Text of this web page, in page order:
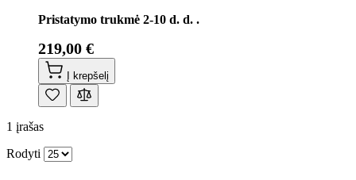
Pristatymo trukmė 2-10 d. d. .
219,00 €
Į krepšelį
1 įrašas
Rodyti